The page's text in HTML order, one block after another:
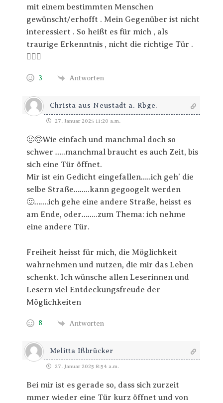
mit einem bestimmten Menschen
gewünscht/erhofft . Mein Gegenüber ist nicht
interessiert . So heißt es für mich , als
traurige Erkenntnis , nicht die richtige Tür .
🤷🏼‍♀️
3 Antworten
Christa aus Neustadt a. Rbge.
27. Januar 2025 11:20 a.m.
🙂🙃Wie einfach und manchmal doch so
schwer …..manchmal braucht es auch Zeit, bis
sich eine Tür öffnet.
Mir ist ein Gedicht eingefallen…..ich geh’ die
selbe Straße……..kann gegoogelt werden
🙂…….ich gehe eine andere Straße, heisst es
am Ende, oder……..zum Thema: ich nehme
eine andere Tür.
Freiheit heisst für mich, die Möglichkeit
wahrnehmen und nutzen, die mir das Leben
schenkt. Ich wünsche allen Leserinnen und
Lesern viel Entdeckungsfreude der
Möglichkeiten
8 Antworten
Melitta Ißbrücker
27. Januar 2025 8:54 a.m.
Bei mir ist es gerade so, dass sich zurzeit
mmer wieder eine Tür kurz öffnet und von